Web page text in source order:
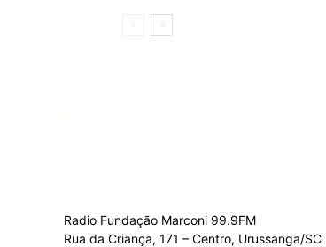
Radio Fundação Marconi 99.9FM
Rua da Criança, 171 – Centro, Urussanga/SC